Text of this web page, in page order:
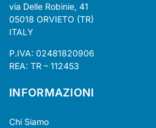
via Delle Robinie, 41
05018 ORVIETO (TR)
ITALY
P.IVA: 02481820906
REA: TR – 112453
INFORMAZIONI
Chi Siamo